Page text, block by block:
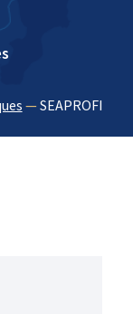
—SEAPROFIL